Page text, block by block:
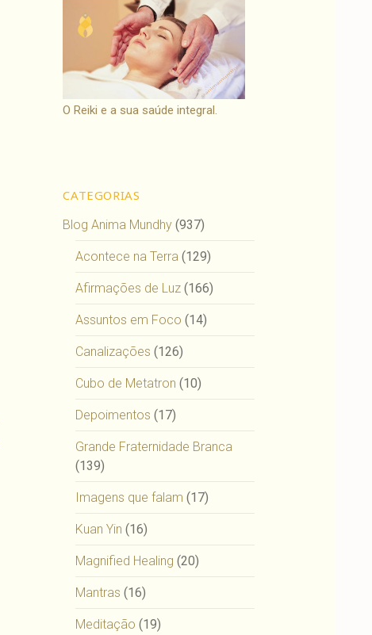
O Reiki e a sua saúde integral.
CATEGORIAS
Blog Anima Mundhy (937)
Acontece na Terra (129)
Afirmações de Luz (166)
Assuntos em Foco (14)
Canalizações (126)
Cubo de Metatron (10)
Depoimentos (17)
Grande Fraternidade Branca
(139)
Imagens que falam (17)
Kuan Yin (16)
Magnified Healing (20)
Mantras (16)
Meditação (19)